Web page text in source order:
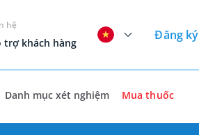
hệ
trợ khách hàng
Đăng ký
Danh mục xét nghiệm Mua thuốc